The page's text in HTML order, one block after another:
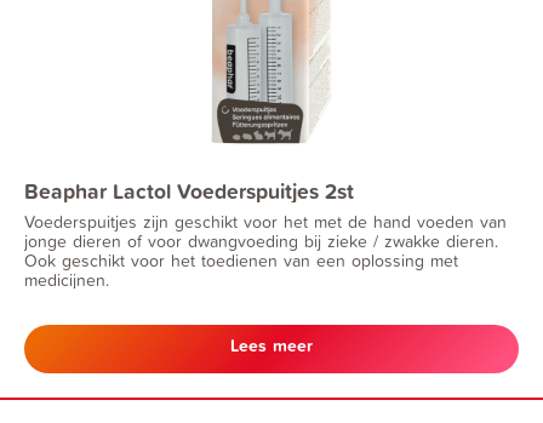
Beaphar Lactol Voederspuitjes 2st
Voederspuitjes zijn geschikt voor het met de hand voeden van
jonge dieren of voor dwangvoeding bij zieke / zwakke dieren.
Ook geschikt voor het toedienen van een oplossing met
medicijnen.
Lees meer